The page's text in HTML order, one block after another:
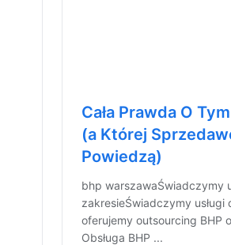
Cała Prawda O
(a Której
Powiedzą)
bhp warszawaŚwiadczymy
zakresieŚwiadczymy usługi
oferujemy outsourcing BHP
Obsługa BHP ...